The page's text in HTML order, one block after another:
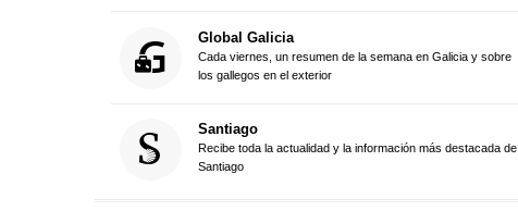
Global Galicia
Cada viernes, un resumen de la semana en Galicia y sobre
los gallegos en el exterior
Santiago
Recibe toda la actualidad y la información más destacada de
Santiago